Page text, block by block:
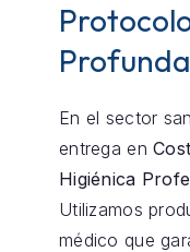
Profunda
En el sector
entrega en
Higiénica
Utilizamos
médico que